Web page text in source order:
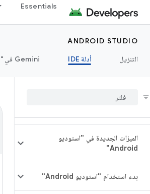
Essentials
ANDROID STUDIO
التنزيل
أدلة IDE ‫Gemini في "استوديو Android"
الميزات الجديدة في "استوديو
Android"
بدء استخدام "استوديو Android"